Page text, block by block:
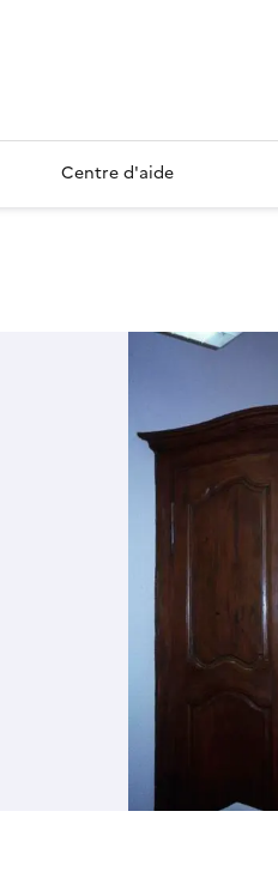
Centre d'aide